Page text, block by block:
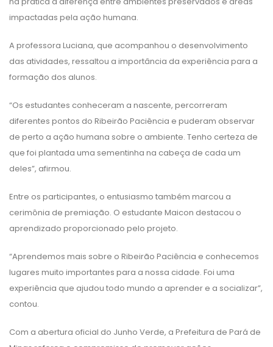
impactadas pela ação humana.
A professora Luciana, que acompanhou o desenvolvimento
das atividades, ressaltou a importância da experiência para a
formação dos alunos.
“Os estudantes conheceram a nascente, percorreram
diferentes pontos do Ribeirão Paciência e puderam observar
de perto a ação humana sobre o ambiente. Tenho certeza de
que foi plantada uma sementinha na cabeça de cada um
deles”, afirmou.
Entre os participantes, o entusiasmo também marcou a
cerimônia de premiação. O estudante Maicon destacou o
aprendizado proporcionado pelo projeto.
“Aprendemos mais sobre o Ribeirão Paciência e conhecemos
lugares muito importantes para a nossa cidade. Foi uma
experiência que ajudou todo mundo a aprender e a socializar”,
contou.
Com a abertura oficial do Junho Verde, a Prefeitura de Pará de